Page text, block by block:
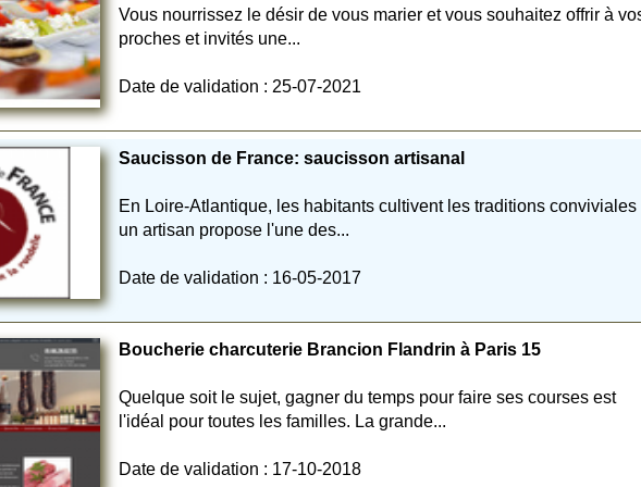
Vous nourrissez le désir de vous marier et vous souhaitez offrir à
proches et invités une...
Date de validation : 25-07-2021
Saucisson de France: saucisson artisanal
En Loire-Atlantique, les habitants cultivent les traditions conviviales
un artisan propose l'une des...
Date de validation : 16-05-2017
Boucherie charcuterie Brancion Flandrin à Paris 15
Quelque soit le sujet, gagner du temps pour faire ses courses est
l'idéal pour toutes les familles. La grande...
Date de validation : 17-10-2018